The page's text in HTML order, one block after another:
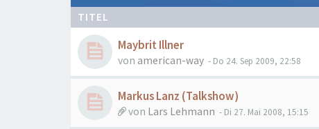
TITEL
Maybrit Illner
von american-way - Do 24. Sep 2009, 22:58
Markus Lanz (Talkshow)
von Lars Lehmann - Di 27. Mai 2008, 15:15